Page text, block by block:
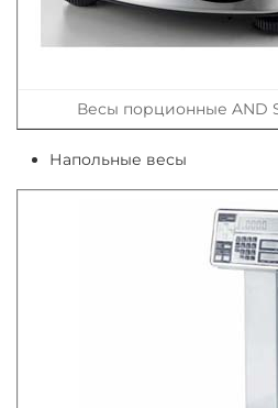
Весы порционные AND
Напольные весы